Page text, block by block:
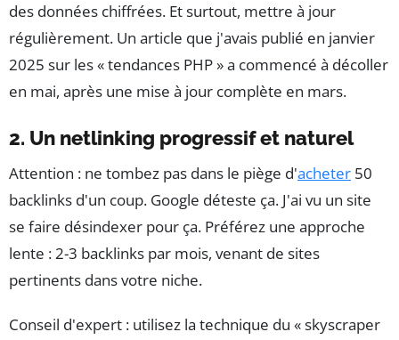
des données chiffrées. Et surtout, mettre à jour
régulièrement. Un article que j'avais publié en janvier
2025 sur les « tendances PHP » a commencé à décoller
en mai, après une mise à jour complète en mars.
2. Un netlinking progressif et naturel
Attention : ne tombez pas dans le piège d'acheter 50
backlinks d'un coup. Google déteste ça. J'ai vu un site
se faire désindexer pour ça. Préférez une approche
lente : 2-3 backlinks par mois, venant de sites
pertinents dans votre niche.
Conseil d'expert : utilisez la technique du « skyscraper